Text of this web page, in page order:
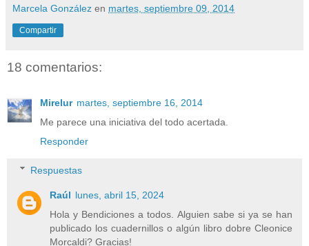
Marcela González en martes, septiembre 09, 2014
Compartir
18 comentarios:
Mirelur martes, septiembre 16, 2014
Me parece una iniciativa del todo acertada.
Responder
Respuestas
Raúl lunes, abril 15, 2024
Hola y Bendiciones a todos. Alguien sabe si ya se han
publicado los cuadernillos o algún libro dobre Cleonice
Morcaldi? Gracias!